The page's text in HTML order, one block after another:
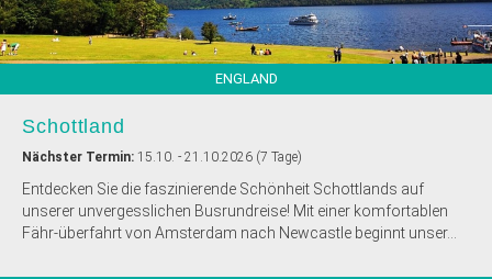
ENGLAND
Schottland
Nächster Termin: 15.10. - 21.10.2026 (7 Tage)
Entdecken Sie die faszinierende Schönheit Schottlands auf
unserer unvergesslichen Busrundreise! Mit einer komfortablen
Fähr-überfahrt von Amsterdam nach Newcastle beginnt unser...